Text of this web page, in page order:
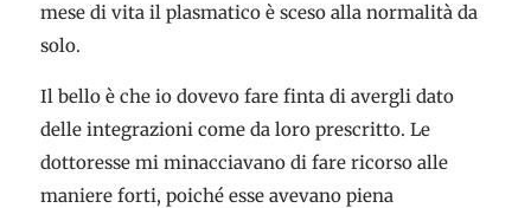
mese di vita il plasmatico è sceso alla normalità da
solo.
Il bello è che io dovevo fare finta di avergli dato
delle integrazioni come da loro prescritto. Le
dottoresse mi minacciavano di fare ricorso alle
maniere forti, poiché esse avevano piena